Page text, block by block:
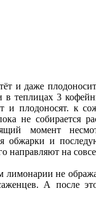
и даже
теплицах 3
и плодоносят. к
не собирается
момент
обжарки и
направляют на
не
А после